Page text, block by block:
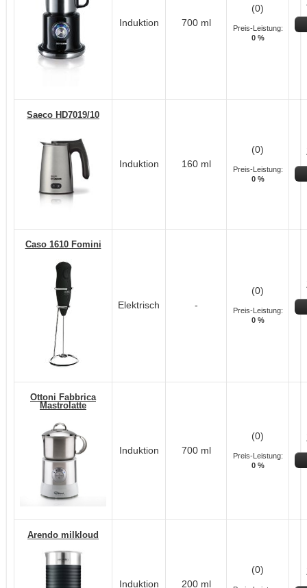
Induktion 700 ml
(0)
Preis-Leistung:
0 %
Saeco HD7019/10
Induktion 160 ml
(0)
Preis-Leistung:
0 %
Caso 1610 Fomini
Elektrisch -
(0)
Preis-Leistung:
0 %
Ottoni Fabbrica
Mastrolatte
Induktion 700 ml
(0)
Preis-Leistung:
0 %
Arendo milkloud
Induktion 200 ml
(0)